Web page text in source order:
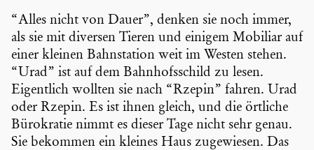
“Alles nicht von Dauer”, denken sie noch immer,
als sie mit diversen Tieren und einigem Mobiliar auf
einer kleinen Bahnsta­tion weit im Westen stehen.
“Urad” ist auf dem Bahnhofs­schild zu lesen.
Eigent­lich wollten sie nach “Rzepin” fahren. Urad
oder Rzepin. Es ist ihnen gleich, und die örtliche
Bürokratie nimmt es dieser Tage nicht sehr genau.
Sie bekommen ein kleines Haus zugewiesen. Das